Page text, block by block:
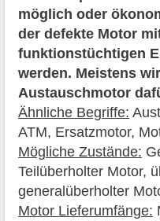
möglich oder
der defekte Motor
funktionstüchtigen
werden. Meistens
Austauschmotor
Ähnliche Begriffe:
ATM, Ersatzmotor,
Mögliche Zustände:
Teilüberholter Motor,
generalüberholter
Motor Lieferumfänge: